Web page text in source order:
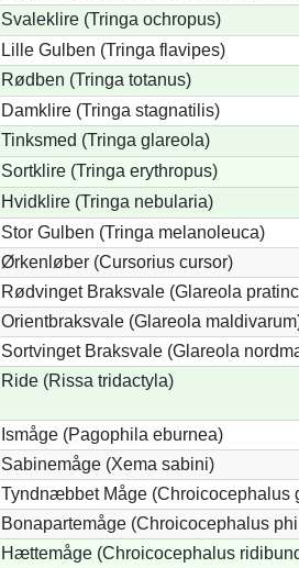
Svaleklire (Tringa ochropus)
Lille Gulben (Tringa flavipes)
Rødben (Tringa totanus)
Damklire (Tringa stagnatilis)
Tinksmed (Tringa glareola)
Sortklire (Tringa erythropus)
Hvidklire (Tringa nebularia)
Stor Gulben (Tringa melanoleuca)
Ørkenløber (Cursorius cursor)
Rødvinget Braksvale (Glareola
Orientbraksvale (Glareola
Sortvinget Braksvale (Glareola
Ride (Rissa tridactyla)
Ismåge (Pagophila eburnea)
Sabinemåge (Xema sabini)
Tyndnæbbet Måge (Chroicocephalus
Bonapartemåge (Chroicocephalus
Hættemåge (Chroicocephalus